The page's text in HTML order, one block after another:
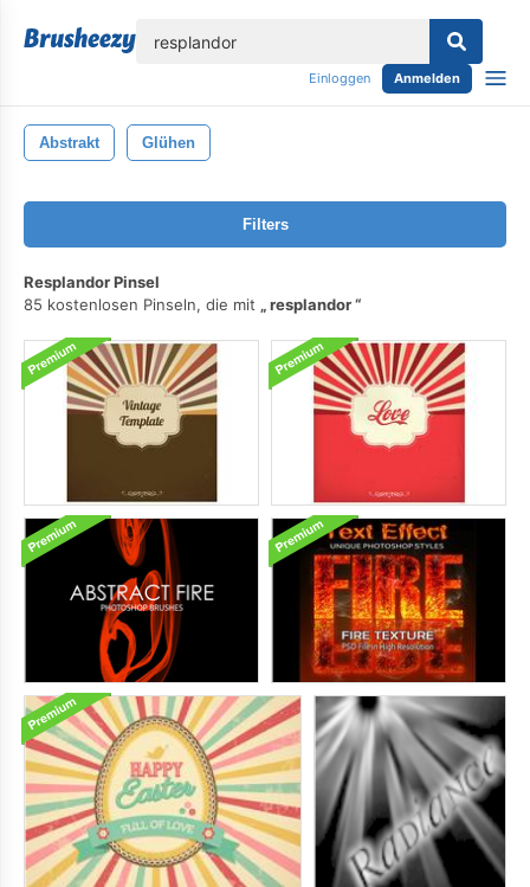
Einloggen Anmelden
Abstrakt Glühen
Filters
Resplandor Pinsel
85 kostenlosen Pinseln, die mit
resplandor